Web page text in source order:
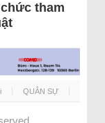
tham
QUÂN SỰ